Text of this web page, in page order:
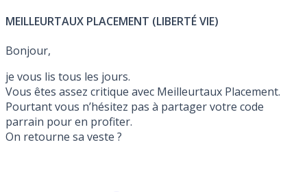
MEILLEURTAUX PLACEMENT (LIBERTÉ VIE)
Bonjour,
je vous lis tous les jours.
Vous êtes assez critique avec Meilleurtaux Placement.
Pourtant vous n’hésitez pas à partager votre code
parrain pour en profiter.
On retourne sa veste ?